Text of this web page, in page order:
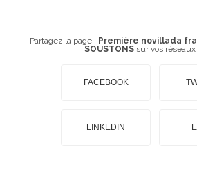
Partagez la page : Première novillada
SOUSTONSsur vos réseaux
FACEBOOK
LINKEDIN